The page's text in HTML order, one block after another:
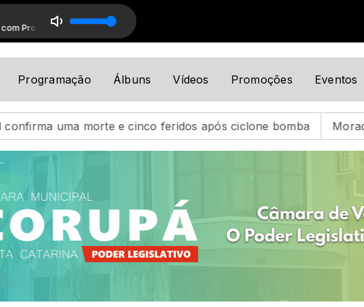
Programação MusicalProgramação Musical com Programação Musical
Programação Álbuns Vídeos Promoções Eventos
e cinco feridos após ciclone bomba Moradora leva susto ao